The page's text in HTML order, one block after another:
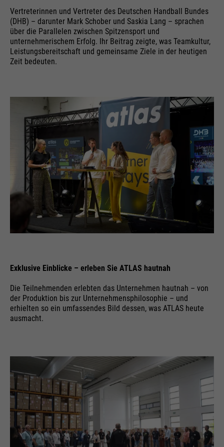
Vertreterinnen und Vertreter des Deutschen Handball Bundes
(DHB) – darunter Mark Schober und Saskia Lang – sprachen
über die Parallelen zwischen Spitzensport und
unternehmerischem Erfolg. Ihr Beitrag zeigte, was Teamkultur,
Leistungsbereitschaft und gemeinsame Ziele in der heutigen
Zeit bedeuten.
Exklusive Einblicke – erleben Sie ATLAS hautnah
Die Teilnehmenden erlebten das Unternehmen hautnah – von
der Produktion bis zur Unternehmensphilosophie – und
erhielten so ein umfassendes Bild dessen, was ATLAS heute
ausmacht.